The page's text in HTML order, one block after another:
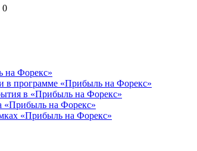
0
на Форекс»
в программе «Прибыль на Форекс»
в «Прибыль на Форекс»
«Прибыль на Форекс»
«Прибыль на Форекс»